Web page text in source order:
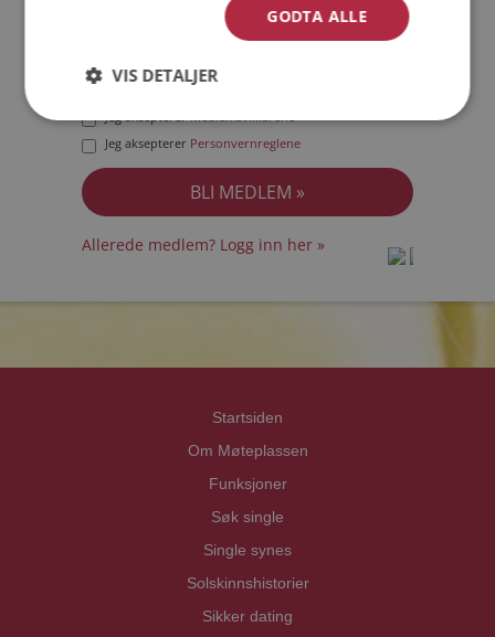
Jeg akseptererMedlemsvilkårene
Jeg aksepterer Personvernreglene
Allerede medlem? Logg inn her »
Startsiden
Om Møteplassen
Funksjoner
Søk single
Single synes
Solskinnshistorier
Sikker dating
GODTA ALLE
VIS DETALJER